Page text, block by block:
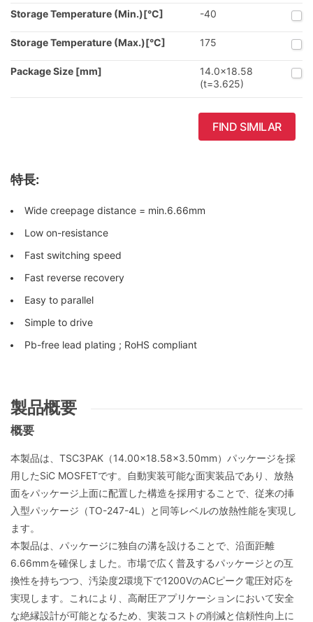
Storage Temperature (Min.)[°C] -40
Storage Temperature (Max.)[°C] 175
Package Size [mm]
14.0x18.58
(t=3.625)
FIND SIMILAR
特長:
Wide creepage distance = min.6.66mm
Low on-resistance
Fast switching speed
Fast reverse recovery
Easy to parallel
Simple to drive
Pb-free lead plating ; RoHS compliant
製品概要
概要
本製品は、TSC3PAK（14.00×18.58×3.50mm）パッケージを採
用したSiC MOSFETです。自動実装可能な面実装品であり、放熱
面をパッケージ上面に配置した構造を採用することで、従来の挿
入型パッケージ（TO-247-4L）と同等レベルの放熱性能を実現し
ます。
本製品は、パッケージに独自の溝を設けることで、沿面距離
6.66mmを確保しました。市場で広く普及するパッケージとの互
換性を持ちつつ、汚染度2環境下で1200VのACピーク電圧対応を
実現します。これにより、高耐圧アプリケーションにおいて安全
な絶縁設計が可能となるため、実装コストの削減と信頼性向上に